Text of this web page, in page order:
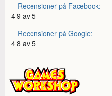
Recensioner på Facebook:
4,9 av 5
Recensioner på Google:
4,8 av 5